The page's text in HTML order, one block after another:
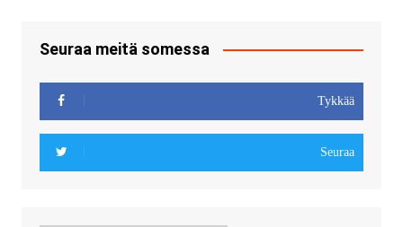
Seuraa meitä somessa
Tykkää
Seuraa